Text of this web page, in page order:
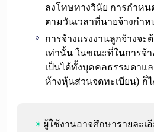
ลงโทษทางวินัย การกำหน
ตามวันเวลาที่นายจ้างกำ
การจ้างแรงงานลูกจ้างจะ
เท่านั้น ในขณะที่ในการจ้า
เป็นได้ทั้งบุคคลธรรมดาแ
ห้างหุ้นส่วนจดทะเบียน) ก็
ผู้ใช้งานอาจศึกษารายละเ